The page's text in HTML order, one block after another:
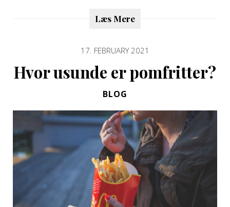
Læs Mere
17. FEBRUARY 2021
Hvor usunde er pomfritter?
BLOG